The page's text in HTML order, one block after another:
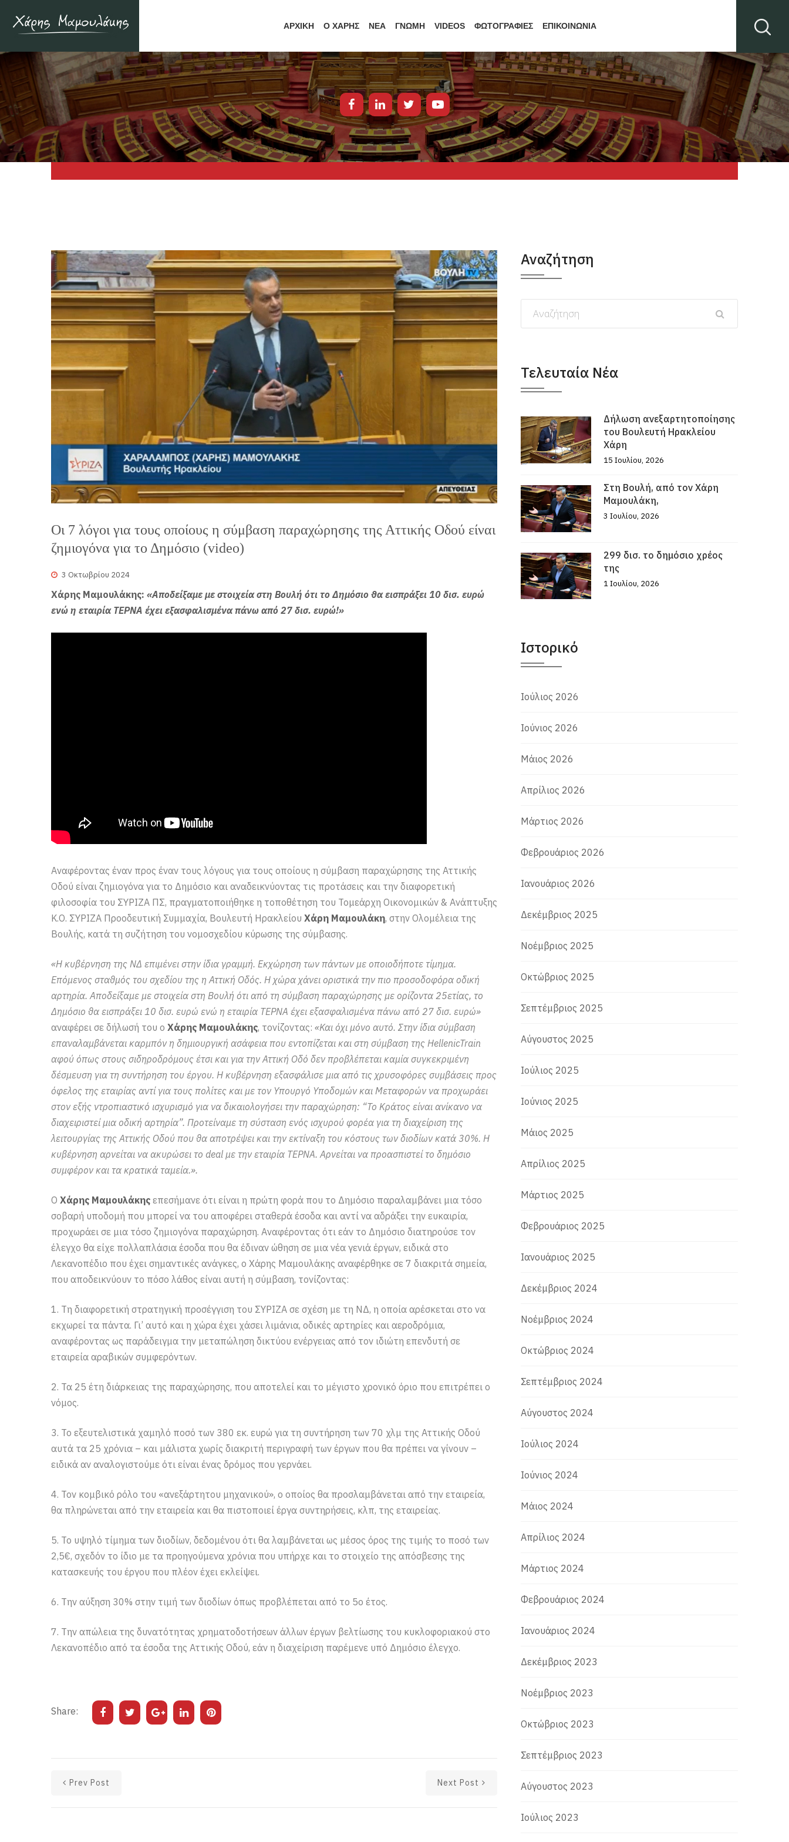
ΑΡΧΙΚΗ Ο ΧΑΡΗΣ ΝΕΑ ΓΝΩΜΗ VIDEOS ΦΩΤΟΓΡΑΦΙΕΣ ΕΠΙΚΟΙΝΩΝΙΑ
Οι 7 λόγοι για τους οποίους η σύμβαση παραχώρησης της Αττικής Οδού είναι
ζημιογόνα για το Δημόσιο (video)
3 Οκτωβρίου 2024
Χάρης Μαμουλάκης: «Αποδείξαμε με στοιχεία στη Βουλή ότι το Δημόσιο θα εισπράξει 10 δισ. ευρώ
ενώ η εταιρία ΤΕΡΝΑ έχει εξασφαλισμένα πάνω από 27 δισ. ευρώ!»
Αναφέροντας έναν προς έναν τους λόγους για τους οποίους η σύμβαση παραχώρησης της Αττικής
Οδού είναι ζημιογόνα για το Δημόσιο και αναδεικνύοντας τις προτάσεις και την διαφορετική
φιλοσοφία του ΣΥΡΙΖΑ ΠΣ, πραγματοποιήθηκε η τοποθέτηση του Τομεάρχη Οικονομικών & Ανάπτυξης
Κ.Ο. ΣΥΡΙΖΑ Προοδευτική Συμμαχία, Βουλευτή Ηρακλείου Χάρη Μαμουλάκη, στην Ολομέλεια της
Βουλής, κατά τη συζήτηση του νομοσχεδίου κύρωσης της σύμβασης.
«Η κυβέρνηση της ΝΔ επιμένει στην ίδια γραμμή. Εκχώρηση των πάντων με οποιοδήποτε τίμημα.
Επόμενος σταθμός του σχεδίου της η Αττική Οδός. Η χώρα χάνει οριστικά την πιο προσοδοφόρα οδική
αρτηρία. Αποδείξαμε με στοιχεία στη Βουλή ότι από τη σύμβαση παραχώρησης με ορίζοντα 25ετίας, το
Δημόσιο θα εισπράξει 10 δισ. ευρώ ενώ η εταιρία ΤΕΡΝΑ έχει εξασφαλισμένα πάνω από 27 δισ. ευρώ»
αναφέρει σε δήλωσή του ο Χάρης Μαμουλάκης, τονίζοντας: «Και όχι μόνο αυτό. Στην ίδια σύμβαση
επαναλαμβάνεται καρμπόν η δημιουργική ασάφεια που εντοπίζεται και στη σύμβαση της ΗellenicTrain
αφού όπως στους σιδηροδρόμους έτσι και για την Αττική Οδό δεν προβλέπεται καμία συγκεκριμένη
δέσμευση για τη συντήρηση του έργου. Η κυβέρνηση εξασφάλισε μια από τις χρυσοφόρες συμβάσεις προς
όφελος της εταιρίας αντί για τους πολίτες και με τον Υπουργό Υποδομών και Μεταφορών να προχωράει
στον εξής ντροπιαστικό ισχυρισμό για να δικαιολογήσει την παραχώρηση: “To Κράτος είναι ανίκανο να
διαχειριστεί μια οδική αρτηρία”. Προτείναμε τη σύσταση ενός ισχυρού φορέα για τη διαχείριση της
λειτουργίας της Αττικής Οδού που θα αποτρέψει και την εκτίναξη του κόστους των διοδίων κατά 30%. Η
κυβέρνηση αρνείται να ακυρώσει το deal με την εταιρία ΤΕΡΝΑ. Αρνείται να προασπιστεί το δημόσιο
συμφέρον και τα κρατικά ταμεία.».
Ο Χάρης Μαμουλάκης επεσήμανε ότι είναι η πρώτη φορά που το Δημόσιο παραλαμβάνει μια τόσο
σοβαρή υποδομή που μπορεί να του αποφέρει σταθερά έσοδα και αντί να αδράξει την ευκαιρία,
προχωράει σε μια τόσο ζημιογόνα παραχώρηση. Αναφέροντας ότι εάν το Δημόσιο διατηρούσε τον
έλεγχο θα είχε πολλαπλάσια έσοδα που θα έδιναν ώθηση σε μια νέα γενιά έργων, ειδικά στο
Λεκανοπέδιο που έχει σημαντικές ανάγκες, ο Χάρης Μαμουλάκης αναφέρθηκε σε 7 διακριτά σημεία,
που αποδεικνύουν το πόσο λάθος είναι αυτή η σύμβαση, τονίζοντας:
1. Τη διαφορετική στρατηγική προσέγγιση του ΣΥΡΙΖΑ σε σχέση με τη ΝΔ, η οποία αρέσκεται στο να
εκχωρεί τα πάντα. Γι’ αυτό και η χώρα έχει χάσει λιμάνια, οδικές αρτηρίες και αεροδρόμια,
αναφέροντας ως παράδειγμα την μεταπώληση δικτύου ενέργειας από τον ιδιώτη επενδυτή σε
εταιρεία αραβικών συμφερόντων.
2. Τα 25 έτη διάρκειας της παραχώρησης, που αποτελεί και το μέγιστο χρονικό όριο που επιτρέπει ο
νόμος.
3. Το εξευτελιστικά χαμηλό ποσό των 380 εκ. ευρώ για τη συντήρηση των 70 χλμ της Αττικής Οδού
αυτά τα 25 χρόνια – και μάλιστα χωρίς διακριτή περιγραφή των έργων που θα πρέπει να γίνουν –
ειδικά αν αναλογιστούμε ότι είναι ένας δρόμος που γερνάει.
4. Τον κομβικό ρόλο του «ανεξάρτητου μηχανικού», ο οποίος θα προσλαμβάνεται από την εταιρεία,
θα πληρώνεται από την εταιρεία και θα πιστοποιεί έργα συντηρήσεις, κλπ, της εταιρείας.
5. Το υψηλό τίμημα των διοδίων, δεδομένου ότι θα λαμβάνεται ως μέσος όρος της τιμής το ποσό των
2,5€, σχεδόν το ίδιο με τα προηγούμενα χρόνια που υπήρχε και το στοιχείο της απόσβεσης της
κατασκευής του έργου που πλέον έχει εκλείψει.
6. Την αύξηση 30% στην τιμή των διοδίων όπως προβλέπεται από το 5ο έτος.
7. Την απώλεια της δυνατότητας χρηματοδοτήσεων άλλων έργων βελτίωσης του κυκλοφοριακού στο
Λεκανοπέδιο από τα έσοδα της Αττικής Οδού, εάν η διαχείριση παρέμενε υπό Δημόσιο έλεγχο.
Share:
Prev Post Next Post
Αναζήτηση
Τελευταία Νέα
Δήλωση ανεξαρτητοποίησης
του Βουλευτή Ηρακλείου
Χάρη
15 Ιουλίου, 2026
Στη Βουλή, από τον Χάρη
Μαμουλάκη,
3 Ιουλίου, 2026
299 δισ. το δημόσιο χρέος
της
1 Ιουλίου, 2026
Ιστορικό
Ιούλιος 2026
Ιούνιος 2026
Μάιος 2026
Απρίλιος 2026
Μάρτιος 2026
Φεβρουάριος 2026
Ιανουάριος 2026
Δεκέμβριος 2025
Νοέμβριος 2025
Οκτώβριος 2025
Σεπτέμβριος 2025
Αύγουστος 2025
Ιούλιος 2025
Ιούνιος 2025
Μάιος 2025
Απρίλιος 2025
Μάρτιος 2025
Φεβρουάριος 2025
Ιανουάριος 2025
Δεκέμβριος 2024
Νοέμβριος 2024
Οκτώβριος 2024
Σεπτέμβριος 2024
Αύγουστος 2024
Ιούλιος 2024
Ιούνιος 2024
Μάιος 2024
Απρίλιος 2024
Μάρτιος 2024
Φεβρουάριος 2024
Ιανουάριος 2024
Δεκέμβριος 2023
Νοέμβριος 2023
Οκτώβριος 2023
Σεπτέμβριος 2023
Αύγουστος 2023
Ιούλιος 2023